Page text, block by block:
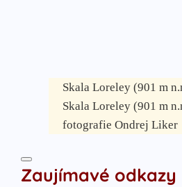
Skala Loreley (901 m
Skala Loreley (901 m
fotografie Ondrej Liker
Zaujímavé odkazy